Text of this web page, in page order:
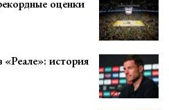
оценки
история